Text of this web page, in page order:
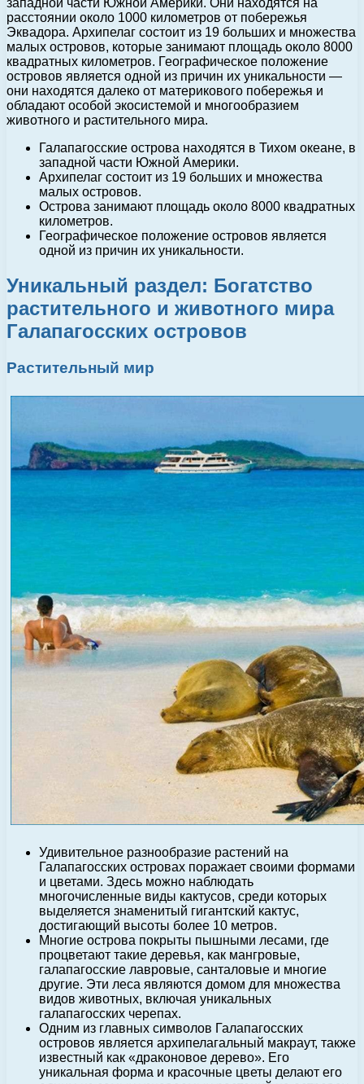
западной части Южной Америки. Они находятся на
расстоянии около 1000 километров от побережья
Эквадора. Архипелаг состоит из 19 больших и множества
малых островов, которые занимают площадь около 8000
квадратных километров. Географическое положение
островов является одной из причин их уникальности —
они находятся далеко от материкового побережья и
обладают особой экосистемой и многообразием
животного и растительного мира.
Галапагосские острова находятся в Тихом океане, в
западной части Южной Америки.
Архипелаг состоит из 19 больших и множества
малых островов.
Острова занимают площадь около 8000 квадратных
километров.
Географическое положение островов является
одной из причин их уникальности.
Уникальный раздел: Богатство
растительного и животного мира
Галапагосских островов
Растительный мир
Удивительное разнообразие растений на
Галапагосских островах поражает своими формами
и цветами. Здесь можно наблюдать
многочисленные виды кактусов, среди которых
выделяется знаменитый гигантский кактус,
достигающий высоты более 10 метров.
Многие острова покрыты пышными лесами, где
процветают такие деревья, как мангровые,
галапагосские лавровые, санталовые и многие
другие. Эти леса являются домом для множества
видов животных, включая уникальных
галапагосских черепах.
Одним из главных символов Галапагосских
островов является архипелагальный макраут, также
известный как «драконовое дерево». Его
уникальная форма и красочные цветы делают его